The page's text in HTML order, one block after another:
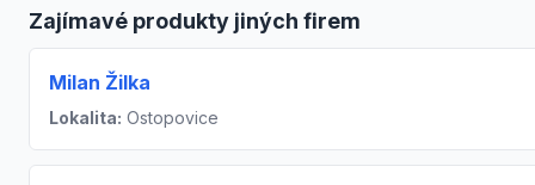
Zajímavé produkty jiných firem
Milan Žilka
Lokalita: Ostopovice